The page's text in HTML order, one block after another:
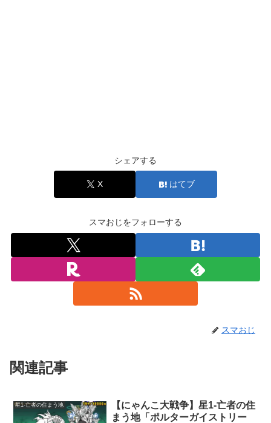
シェアする
X はてブ
スマおじをフォローする
スマおじ
関連記事
星1-亡者の住まう地
【にゃんこ大戦争】星1-亡者の住
まう地「ポルターガイストリー